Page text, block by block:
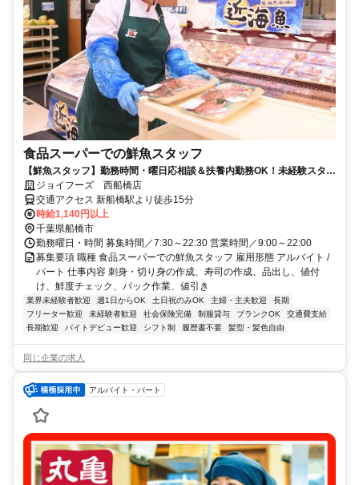
食品スーパーでの鮮魚スタッフ
【鮮魚スタッフ】勤務時間・曜日応相談＆扶養内勤務OK！未経験スター
ト大歓迎♪
ジョイフーズ 西船橋店
交通アクセス 新船橋駅より徒歩15分
時給1,140円以上
千葉県船橋市
勤務曜日・時間 募集時間／7:30～22:30 営業時間／9:00～22:00
募集要項 職種 食品スーパーでの鮮魚スタッフ 雇用形態 アルバイト /
パート 仕事内容 刺身・切り身の作成、寿司の作成、品出し、値付
け、鮮度チェック、パック作業、値引き
業界未経験者歓迎 週1日からOK 土日祝のみOK 主婦・主夫歓迎
長期
フリーター歓迎
未経験者歓迎 社会保険完備 制服貸与 ブランクOK
交通費支給
長期歓迎
バイトデビュー歓迎 シフト制 履歴書不要 髪型・髪色自由
同じ企業の求人
アルバイト・パート